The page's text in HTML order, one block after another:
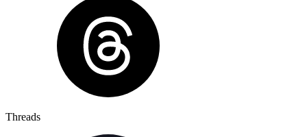
Threads